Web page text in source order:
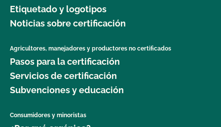
Etiquetado y logotipos
Noticias sobre certificación
Agricultores, manejadores y productores no certificados
Pasos para la certificación
Servicios de certificación
Subvenciones y educación
Consumidores y minoristas